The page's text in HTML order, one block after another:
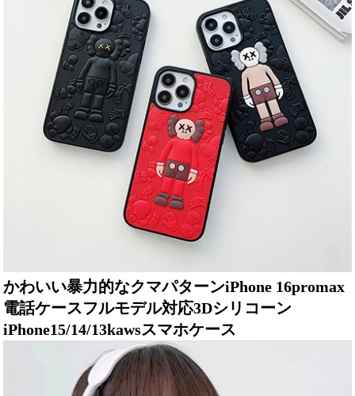
かわいい暴力的なクマパターンiPhone 16promax
電話ケースフルモデル対応3Dシリコーン
iPhone15/14/13kawsスマホケース